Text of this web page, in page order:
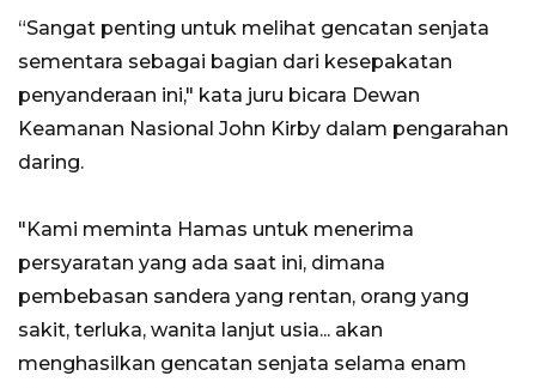
“Sangat penting untuk melihat gencatan senjata
sementara sebagai bagian dari kesepakatan
penyanderaan ini," kata juru bicara Dewan
Keamanan Nasional John Kirby dalam pengarahan
daring.
"Kami meminta Hamas untuk menerima
persyaratan yang ada saat ini, dimana
pembebasan sandera yang rentan, orang yang
sakit, terluka, wanita lanjut usia... akan
menghasilkan gencatan senjata selama enam